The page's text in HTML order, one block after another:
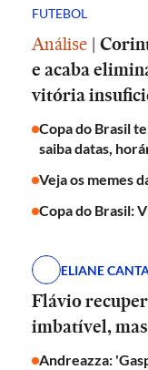
FUTEBOL
Análise |
e acaba
vitória
Copa do Brasil
saiba datas,
Veja os memes
Copa do Brasil:
ELIANE
Flávio
imbatível,
Andreazza: